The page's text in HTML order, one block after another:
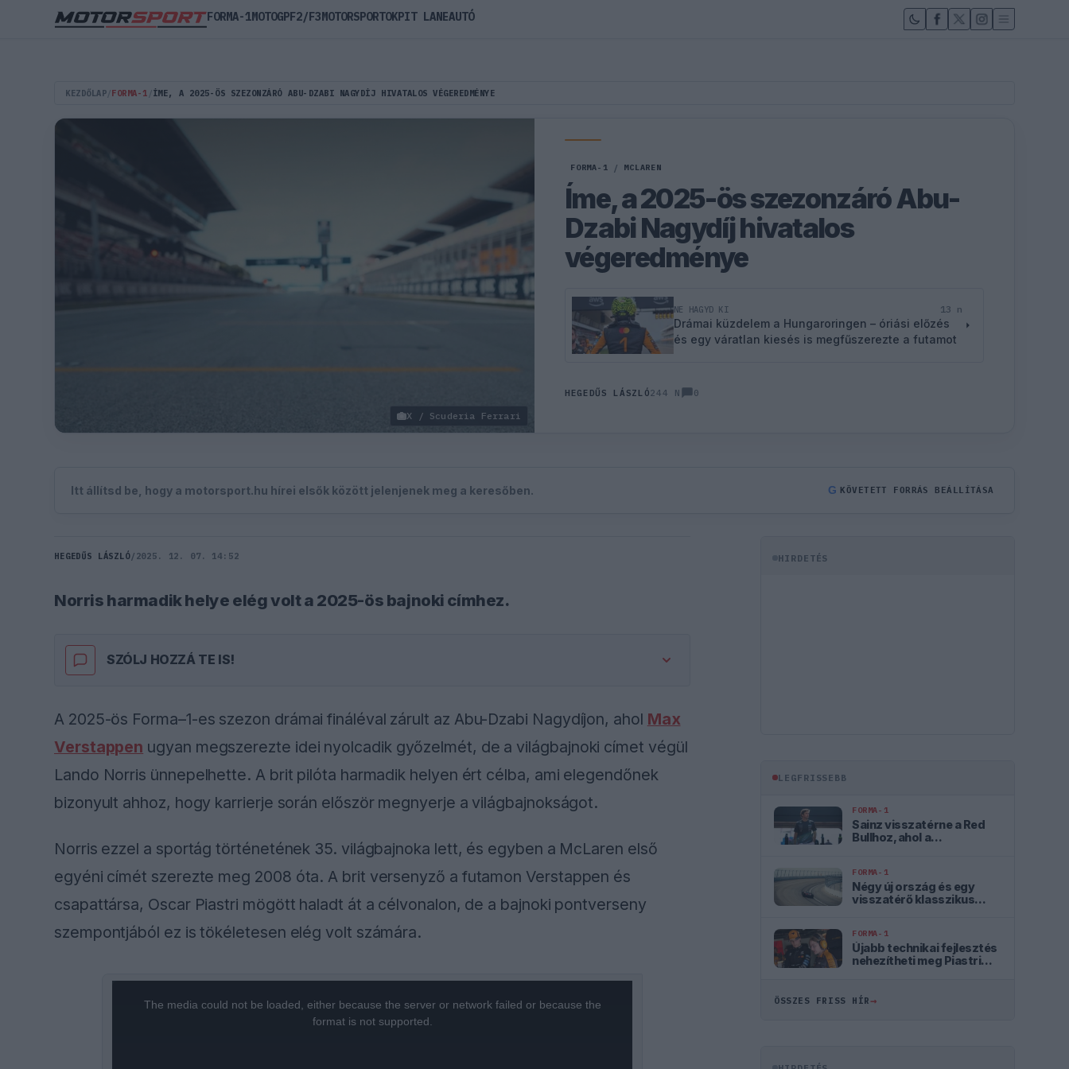
KEZDŐLAP FORMA-1 ÍME, A 2025-ÖS SZEZONZÁRÓ ABU-DZABI NAGYDÍJ HIVATALOS VÉGEREDMÉNYE
X / Scuderia Ferrari
FORMA-1 / MCLAREN
Íme, a 2025-ös szezonzáró Abu-
Dzabi Nagydíj hivatalos
végeredménye
NE HAGYD KI 13 n
Drámai küzdelem a Hungaroringen – óriási előzés
és egy váratlan kiesés is megfűszerezte a futamot
HEGEDŰS LÁSZLÓ244 N 0
Itt állítsd be, hogy a motorsport.hu hírei elsők között jelenjenek meg a keresőben. G KÖVETETT FORRÁS BEÁLLÍTÁSA
HEGEDŰS LÁSZLÓ/ 2025. 12. 07. 14:52
Norris harmadik helye elég volt a 2025-ös bajnoki címhez.
SZÓLJ HOZZÁ TE IS!
A 2025-ös Forma–1-es szezon drámai fináléval zárult az Abu-Dzabi Nagydíjon, ahol Max
Verstappen ugyan megszerezte idei nyolcadik győzelmét, de a világbajnoki címet végül
Lando Norris ünnepelhette. A brit pilóta harmadik helyen ért célba, ami elegendőnek
bizonyult ahhoz, hogy karrierje során először megnyerje a világbajnokságot.
Norris ezzel a sportág történetének 35. világbajnoka lett, és egyben a McLaren első
egyéni címét szerezte meg 2008 óta. A brit versenyző a futamon Verstappen és
csapattársa, Oscar Piastri mögött haladt át a célvonalon, de a bajnoki pontverseny
szempontjából ez is tökéletesen elég volt számára.
The media could not be loaded, either because the server or network failed or because the
format is not supported.
HIRDETÉS
LEGFRISSEBB
FORMA-1
Sainz visszatérne a Red
Bullhoz, ahol a
FORMA-1
Négy új ország és egy
visszatérő klasszikus
FORMA-1
Újabb technikai fejlesztés
nehezítheti meg Piastri
ÖSSZES FRISS HÍR→
FORMA-1MOTOGPF2/F3MOTORSPORTOKPIT LANEAUTÓ